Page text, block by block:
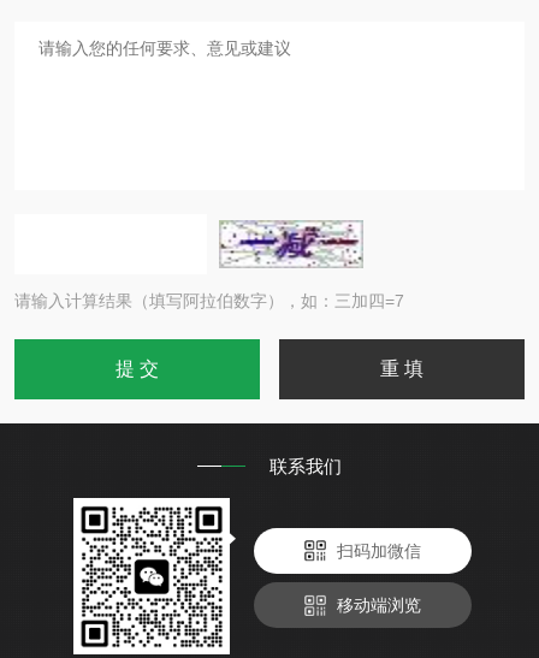
请输入计算结果（填写阿拉伯数字），如：三加四=7
联系我们
扫码加微信
移动端浏览